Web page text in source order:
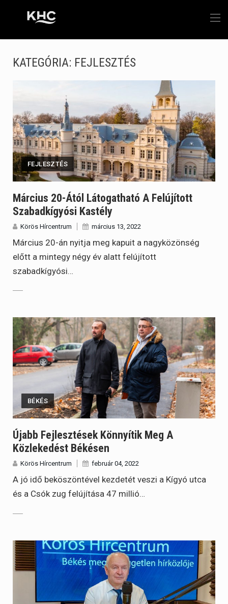
KATEGÓRIA: FEJLESZTÉS
FEJLESZTÉS
Március 20-Ától Látogatható A Felújított
Szabadkígyósi Kastély
Körös Hírcentrum március 13, 2022
Március 20-án nyitja meg kapuit a nagyközönség
előtt a mintegy négy év alatt felújított
szabadkígyósi…
BÉKÉS
Újabb Fejlesztések Könnyítik Meg A
Közlekedést Békésen
Körös Hírcentrum február 04, 2022
A jó idő beköszöntével kezdetét veszi a Kígyó utca
és a Csók zug felújítása 47 millió…